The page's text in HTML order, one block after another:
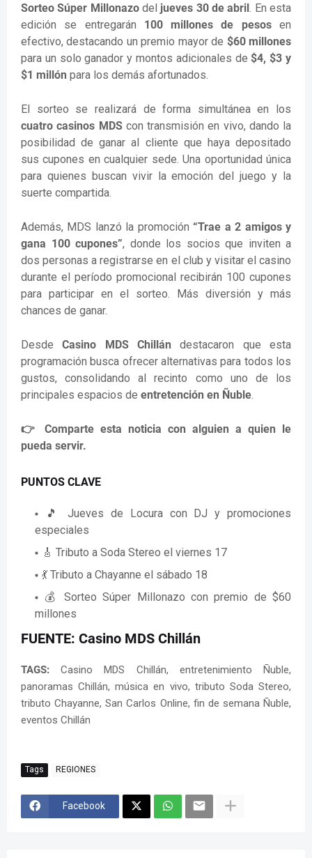
Sorteo Súper Millonazodel jueves 30 de abril. En esta
edición se entregarán 100 millones de pesosen
efectivo, destacando un premio mayor de $60 millones
para un solo ganador y montos adicionales de$4, $3 y
$1 millón para los demás afortunados.
El sorteo se realizará de forma simultánea en los
cuatro casinos MDScon transmisión en vivo, dando la
posibilidad de ganar al cliente que haya depositado
sus cupones en cualquier sede. Una oportunidad única
para quienes buscan vivir la emoción del juego y la
suerte compartida.
Además, MDS lanzó la promoción “Trae a 2 amigos y
gana 100 cupones”, donde los socios que inviten a
dos personas a registrarse en el club y visitar el casino
durante el período promocional recibirán 100 cupones
para participar en el sorteo. Más diversión y más
chances de ganar.
DesdeCasino MDS Chillán destacaron que esta
programación busca ofrecer alternativas para todos los
gustos, consolidando al recinto como uno de los
principales espacios de entretención en Ñuble.
👉 Comparte esta noticia con alguien a quien le
pueda servir.
PUNTOS CLAVE
🎵 Jueves de Locura con DJ y promociones
especiales
🎸 Tributo a Soda Stereo el viernes 17
💃 Tributo a Chayanne el sábado 18
💰 Sorteo Súper Millonazo con premio de $60
millones
FUENTE: Casino MDS Chillán
TAGS: Casino MDS Chillán, entretenimiento Ñuble,
panoramas Chillán, música en vivo, tributo Soda Stereo,
tributo Chayanne, San Carlos Online, fin de semana Ñuble,
eventos Chillán
Tags REGIONES
Facebook